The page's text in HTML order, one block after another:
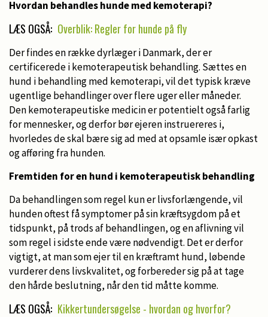
Hvordan behandles hunde med kemoterapi?
LÆS OGSÅ: Overblik: Regler for hunde på fly
Der findes en række dyrlæger i Danmark, der er
certificerede i kemoterapeutisk behandling. Sættes en
hund i behandling med kemoterapi, vil det typisk kræve
ugentlige behandlinger over flere uger eller måneder.
Den kemoterapeutiske medicin er potentielt også farlig
for mennesker, og derfor bør ejeren instruereres i,
hvorledes de skal bære sig ad med at opsamle især opkast
og afføring fra hunden.
Fremtiden for en hund i kemoterapeutisk behandling
Da behandlingen som regel kun er livsforlængende, vil
hunden oftest få symptomer på sin kræftsygdom på et
tidspunkt, på trods af behandlingen, og en aflivning vil
som regel i sidste ende være nødvendigt. Det er derfor
vigtigt, at man som ejer til en kræftramt hund, løbende
vurderer dens livskvalitet, og forbereder sig på at tage
den hårde beslutning, når den tid måtte komme.
LÆS OGSÅ: Kikkertundersøgelse - hvordan og hvorfor?